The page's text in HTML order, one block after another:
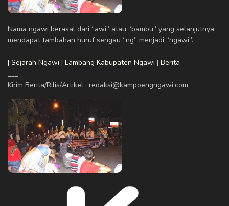
Nama ngawi berasal dari “awi” atau “bambu” yang selanjutnya
mendapat tambahan huruf sengau “ng” menjadi “ngawi”.
| Sejarah Ngawi | Lambang Kabupaten Ngawi | Berita
___
Kirim Berita/Rilis/Artikel : redaksi@kampoengngawi.com